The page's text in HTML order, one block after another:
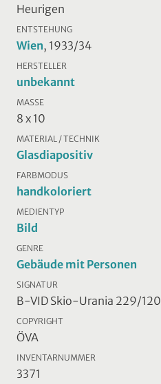
Heurigen
ENTSTEHUNG
Wien, 1933/34
HERSTELLER
unbekannt
MASSE
8 x 10
MATERIAL / TECHNIK
Glasdiapositiv
FARBMODUS
handkoloriert
MEDIENTYP
Bild
GENRE
Gebäude mit Personen
SIGNATUR
B-VID Skio-Urania 229/120
COPYRIGHT
ÖVA
INVENTARNUMMER
3371